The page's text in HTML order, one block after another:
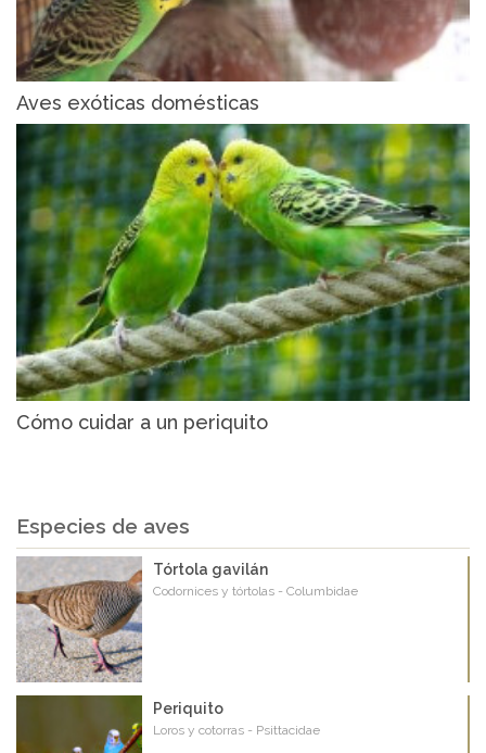
Aves exóticas domésticas
Cómo cuidar a un periquito
Especies de aves
Tórtola gavilán
Codornices y tórtolas - Columbidae
Periquito
Loros y cotorras - Psittacidae